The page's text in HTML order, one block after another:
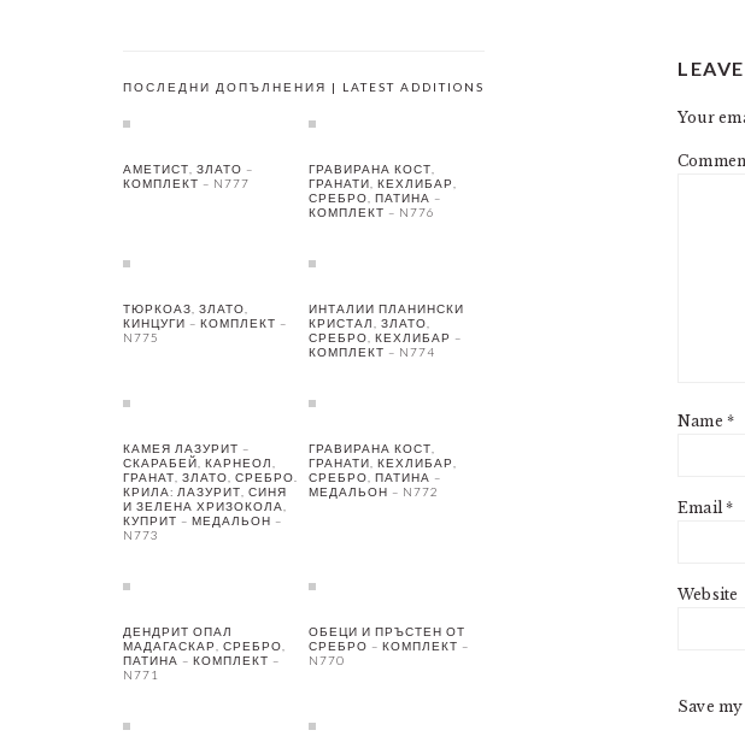
Your
Name*
Email*
Website
Save
ПОСЛЕДНИ ДОПЪЛНЕНИЯ | LATEST ADDITIONS
АМЕТИСТ, ЗЛАТО –
КОМПЛЕКТ – N777
ГРАВИРАНА КОСТ,
ГРАНАТИ, КЕХЛИБАР,
СРЕБРО, ПАТИНА –
КОМПЛЕКТ – N776
ТЮРКОАЗ, ЗЛАТО,
КИНЦУГИ – КОМПЛЕКТ –
N775
ИНТАЛИИ ПЛАНИНСКИ
КРИСТАЛ, ЗЛАТО,
СРЕБРО, КЕХЛИБАР –
КОМПЛЕКТ – N774
КАМЕЯ ЛАЗУРИТ –
СКАРАБЕЙ, КАРНЕОЛ,
ГРАНАТ, ЗЛАТО, СРЕБРО.
КРИЛА: ЛАЗУРИТ, СИНЯ
И ЗЕЛЕНА ХРИЗОКОЛА,
КУПРИТ – МЕДАЛЬОН –
N773
ГРАВИРАНА КОСТ,
ГРАНАТИ, КЕХЛИБАР,
СРЕБРО, ПАТИНА –
МЕДАЛЬОН – N772
ДЕНДРИТ ОПАЛ
МАДАГАСКАР, СРЕБРО,
ПАТИНА – КОМПЛЕКТ –
N771
ОБЕЦИ И ПРЪСТЕН ОТ
СРЕБРО – КОМПЛЕКТ –
N770